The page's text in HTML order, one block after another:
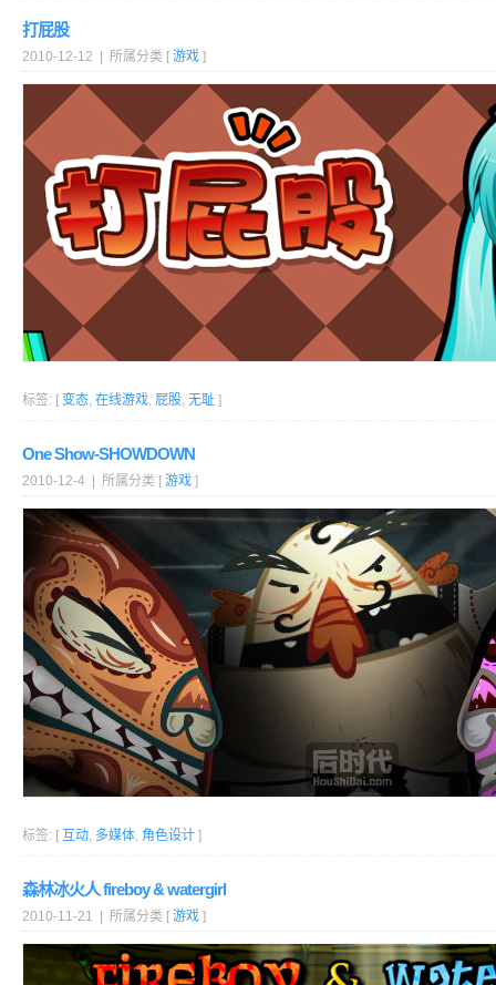
打屁股
2010-12-12 | 所属分类 [ 游戏 ]
标签: [ 变态, 在线游戏, 屁股, 无耻 ]
One Show-SHOWDOWN
2010-12-4 | 所属分类 [ 游戏 ]
标签: [ 互动, 多媒体, 角色设计 ]
森林冰火人 fireboy & watergirl
2010-11-21 | 所属分类 [ 游戏 ]